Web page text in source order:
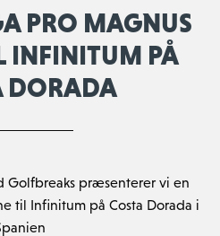
PRO MAGNUS
INFINITUM PÅ
DORADA
Golfbreaks præsenterer vi en
til Infinitum på Costa Dorada i